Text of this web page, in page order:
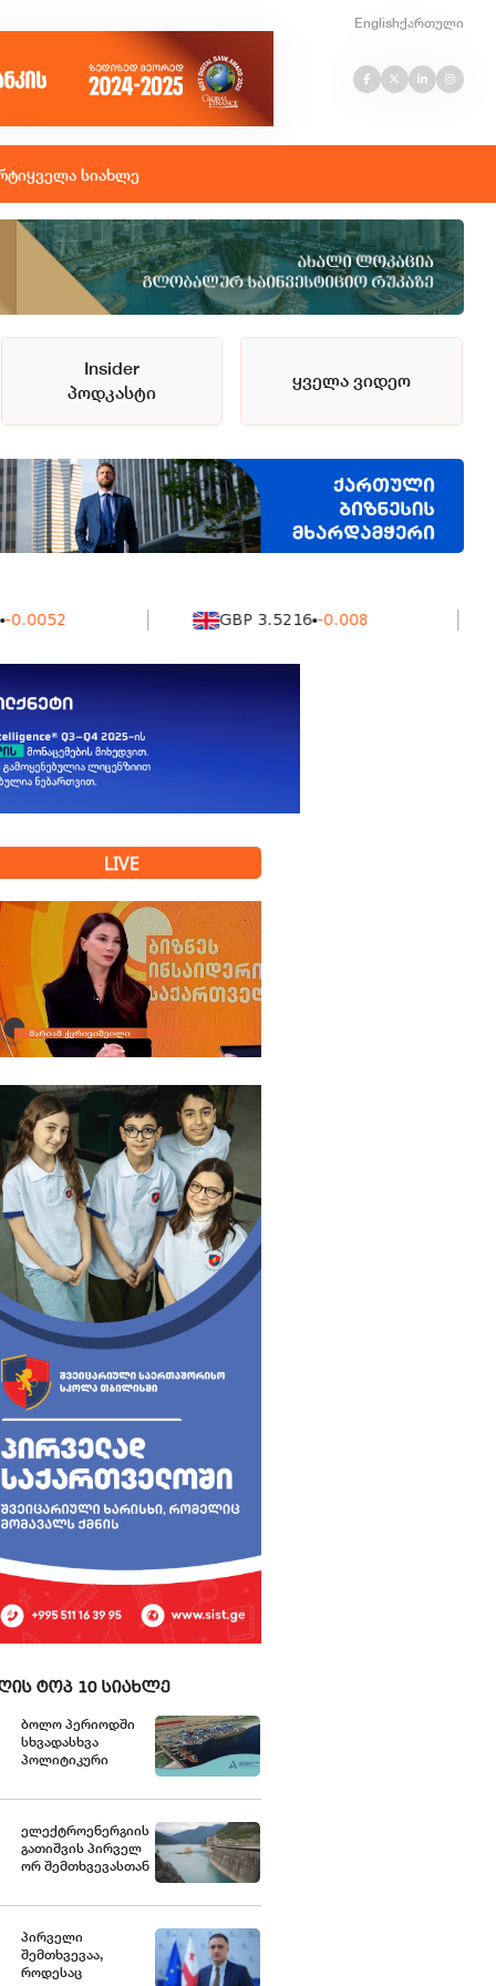
Englishქართული
ყველა სიახლე
Insider
პოდკასტი
ყველა ვიდეო
GBP 3.5216 -0.008
LIVE
ტოპ 10 სიახლე
ბოლო პერიოდში
სხვადასხვა
პოლიტიკური
ანაკლიის
პორტთან
დაკავშირებით
ვრცელდება
ფაქტობრივად
ინფორმაცია,
თითქოს პროექტის
პარამეტრები
ელექტროენერგიის
გათიშვის პირველ
ორ შემთხვევასთან
ში წარიმართება
ინფორმაციას
მოგვიანებით
დეტალურად
პირველი
შემთხვევაა,
როდესაც